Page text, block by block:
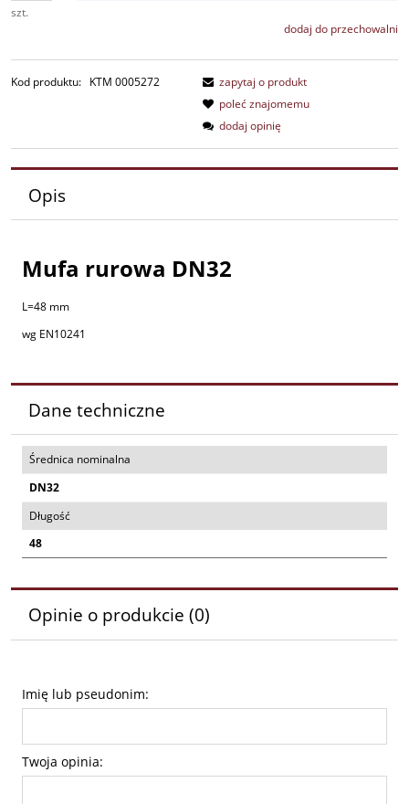
szt.
dodaj do przechowalni
Kod produktu: KTM 0005272
zapytaj o produkt
poleć znajomemu
dodaj opinię
Opis
Mufa rurowa DN32
L=48 mm
wg EN10241
Dane techniczne
Średnica nominalna
DN32
Długość
48
Opinie o produkcie (0)
Imię lub pseudonim:
Twoja opinia: